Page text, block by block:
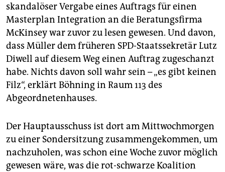
epaper login
skandalöser Vergabe eines Auftrags für einen
Masterplan Integration an die Beratungsfirma
McKinsey war zuvor zu lesen gewesen. Und davon,
dass Müller dem früheren SPD-Staatssekretär Lutz
Diwell auf diesem Weg einen Auftrag zugeschanzt
habe. Nichts davon soll wahr sein – „es gibt keinen
Filz“, erklärt Böhning in Raum 113 des
Abgeordnetenhauses.
Der Hauptausschuss ist dort am Mittwochmorgen
zu einer Sondersitzung zusammengekommen, um
nachzuholen, was schon eine Woche zuvor möglich
gewesen wäre, was die rot-schwarze Koalition